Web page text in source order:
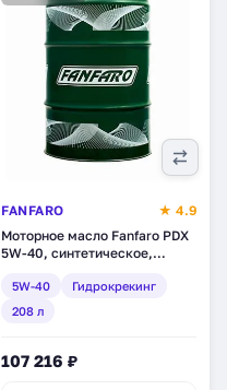
FANFARO
★ 4.9
Моторное масло Fanfaro PDX
5W-40, синтетическое,
5W-40
Гидрокрекинг
208 л
107 216 ₽